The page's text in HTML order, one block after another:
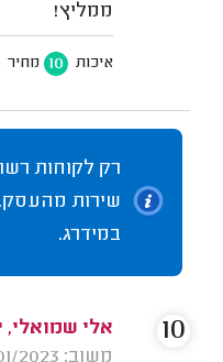
ממליץ!
איכות 10 מחיר
רק לקוחות
שירות
במידרג.
אלי שמואלי,
10